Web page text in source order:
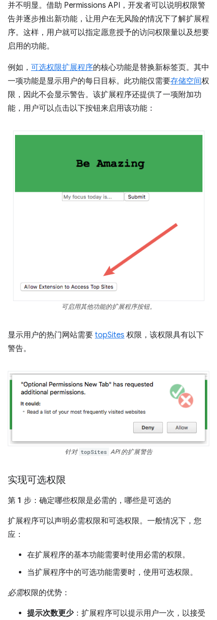
并不明显。借助 Permissions API，开发者可以说明权限警
告并逐步推出新功能，让用户在无风险的情况下了解扩展程
序。这样，用户就可以指定愿意授予的访问权限量以及想要
启用的功能。
例如， 可选权限扩展程序的核心功能是替换新标签页。其中
一项功能是显示用户的每日目标。此功能仅需要存储空间权
限，因此不会显示警告。该扩展程序还提供了一项附加功
能，用户可以点击以下按钮来启用该功能：
可启用其他功能的扩展程序按钮。
显示用户的热门网站需要 topSites 权限，该权限具有以下
警告。
针对 topSites API 的扩展警告
实现可选权限
第 1 步：确定哪些权限是必需的，哪些是可选的
扩展程序可以声明必需权限和可选权限。一般情况下，您
应：
在扩展程序的基本功能需要时使用必需的权限。
当扩展程序中的可选功能需要时，使用可选权限。
必需权限的优势：
提示次数更少：扩展程序可以提示用户一次，以接受